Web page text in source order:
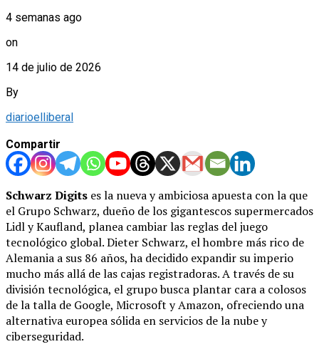
4 semanas ago
on
14 de julio de 2026
By
diarioelliberal
Compartir
Schwarz Digits es la nueva y ambiciosa apuesta con la que
el Grupo Schwarz, dueño de los gigantescos supermercados
Lidl y Kaufland, planea cambiar las reglas del juego
tecnológico global. Dieter Schwarz, el hombre más rico de
Alemania a sus 86 años, ha decidido expandir su imperio
mucho más allá de las cajas registradoras. A través de su
división tecnológica, el grupo busca plantar cara a colosos
de la talla de Google, Microsoft y Amazon, ofreciendo una
alternativa europea sólida en servicios de la nube y
ciberseguridad.